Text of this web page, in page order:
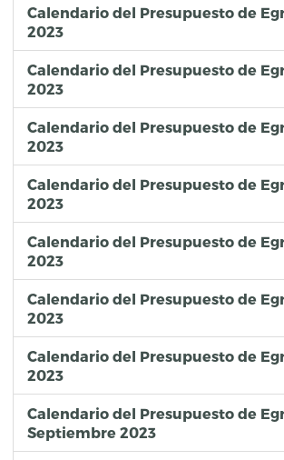
Calendario del Presupuesto de
2023
Calendario del Presupuesto de
2023
Calendario del Presupuesto de
2023
Calendario del Presupuesto de
2023
Calendario del Presupuesto de
2023
Calendario del Presupuesto de
2023
Calendario del Presupuesto de
2023
Calendario del Presupuesto de
Septiembre 2023